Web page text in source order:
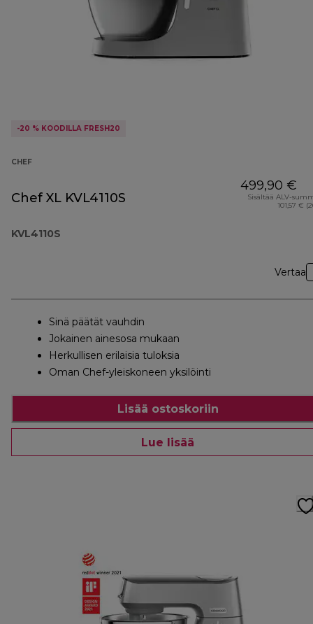
-20 % KOODILLA FRESH20
CHEF
Chef XL KVL4110S
KVL4110S
499,90 €
Sisältää ALV-
101,57 €
Vertaa
Sinä päätät vauhdin
Jokainen ainesosa mukaan
Herkullisen erilaisia tuloksia
Oman Chef-yleiskoneen yksilöinti
Lisää ostoskoriin
Lue lisää